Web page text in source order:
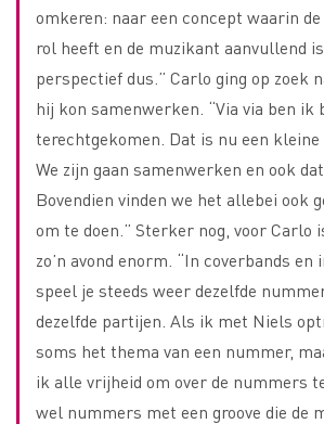
omkeren: naar een concept waarin
rol heeft en de muzikant aanvullend
perspectief dus.” Carlo ging op zoek
hij kon samenwerken. “Via via ben ik
terechtgekomen. Dat is nu een kleine
We zijn gaan samenwerken en ook
Bovendien vinden we het allebei ook
om te doen.” Sterker nog, voor Carlo
zo’n avond enorm. “In coverbands
speel je steeds weer dezelfde
dezelfde partijen. Als ik met Niels
soms het thema van een nummer,
ik alle vrijheid om over de nummers
wel nummers met een groove die de